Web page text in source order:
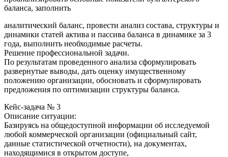
баланса, заполнить
аналитический баланс, провести анализ состава, структуры и
динамики статей актива и пассива баланса в динамике за 3
года, выполнить необходимые расчеты.
Решение профессиональной задачи.
По результатам проведенного анализа сформулировать
развернутые выводы, дать оценку имущественному
положению организации, обосновать и сформулировать
предложения по оптимизации структуры баланса.
Кейс-задача № 3
Описание ситуации:
Базируясь на общедоступной информации об исследуемой
любой коммерческой организации (официальный сайт,
данные статистической отчетности), на документах,
находящимися в открытом доступе,